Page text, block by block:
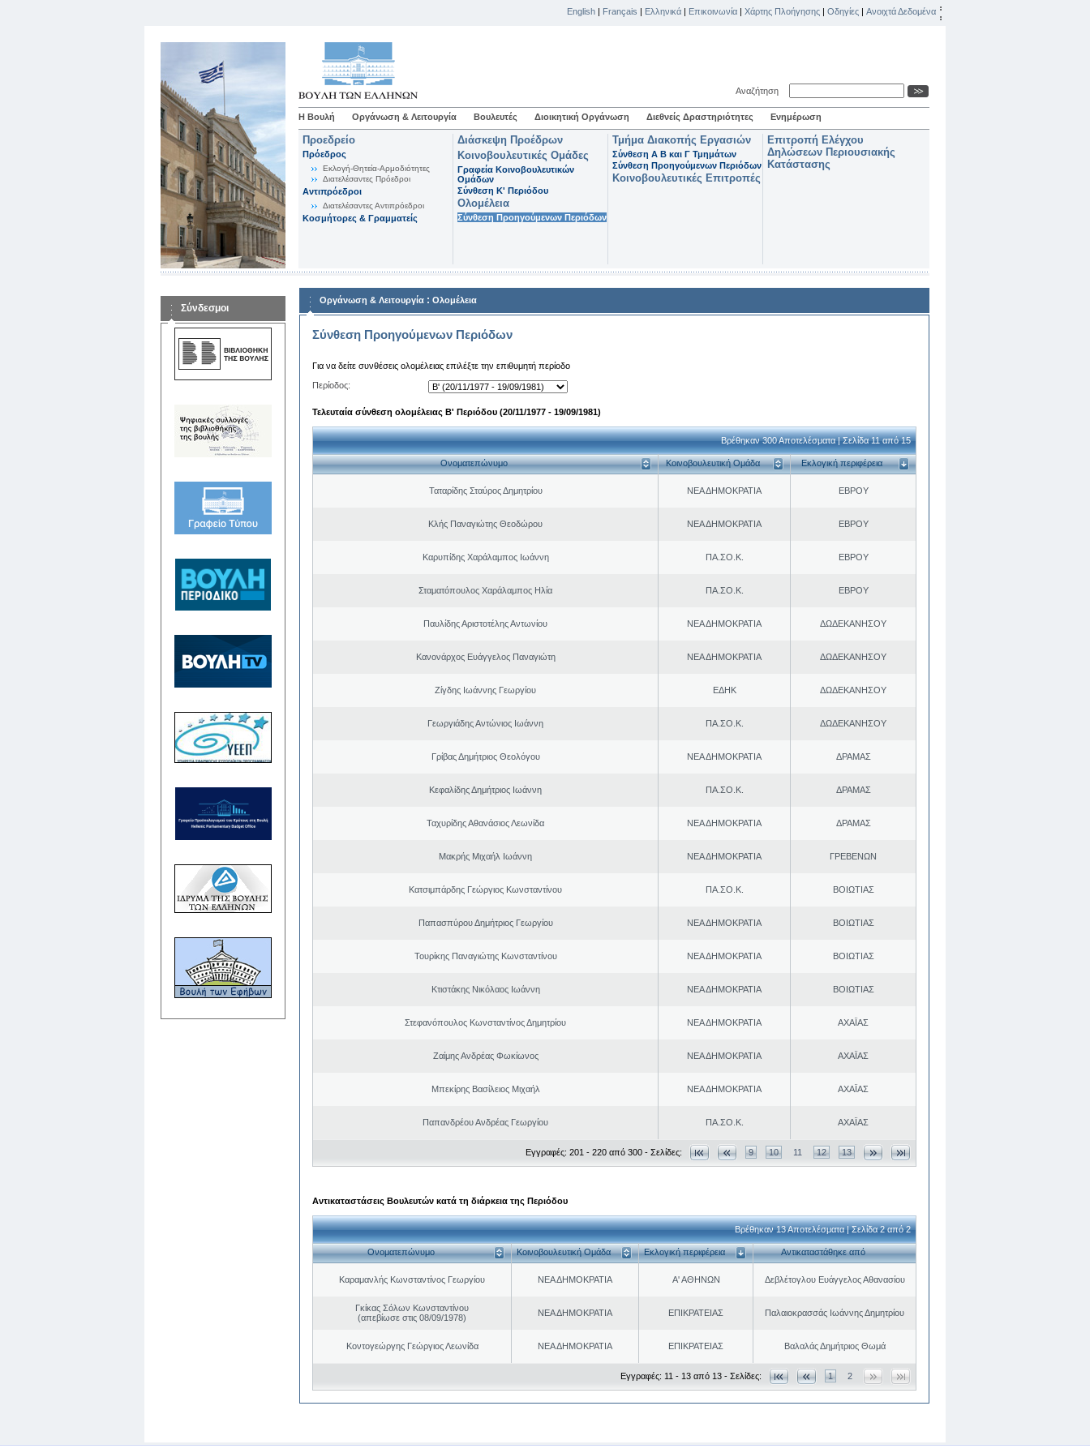
English | Français | Ελληνικά | Επικοινωνία | Χάρτης Πλοήγησης | Οδηγίες | Ανοιχτά Δεδομένα
Αναζήτηση
Η Βουλή Οργάνωση & Λειτουργία Βουλευτές Διοικητική Οργάνωση Διεθνείς Δραστηριότητες Ενημέρωση
Προεδρείο
Πρόεδρος
Εκλογή-Θητεία-Αρμοδιότητες
Διατελέσαντες Πρόεδροι
Αντιπρόεδροι
Διατελέσαντες Αντιπρόεδροι
Κοσμήτορες & Γραμματείς
Διάσκεψη Προέδρων
Κοινοβουλευτικές Ομάδες
Γραφεία Κοινοβουλευτικών
Ομάδων
Σύνθεση K' Περιόδου
Ολομέλεια
Σύνθεση Προηγούμενων Περιόδων
Τμήμα Διακοπής Εργασιών
Σύνθεση Α Β και Γ Τμημάτων
Σύνθεση Προηγούμενων Περιόδων
Κοινοβουλευτικές Επιτροπές
Επιτροπή Ελέγχου
Δηλώσεων Περιουσιακής
Κατάστασης
Σύνδεσμοι
Οργάνωση & Λειτουργία : Ολομέλεια
Σύνθεση Προηγούμενων Περιόδων
Για να δείτε συνθέσεις ολομέλειας επιλέξτε την επιθυμητή περίοδο
Περίοδος:
Τελευταία σύνθεση ολομέλειας Β' Περιόδου (20/11/1977 - 19/09/1981)
Βρέθηκαν 300 Αποτελέσματα | Σελίδα 11 από 15
Ονοματεπώνυμο Κοινοβουλευτική Ομάδα Εκλογική περιφέρεια
Ταταρίδης Σταύρος Δημητρίου ΝΕΑ ΔΗΜΟΚΡΑΤΙΑ ΕΒΡΟΥ
Κλής Παναγιώτης Θεοδώρου ΝΕΑ ΔΗΜΟΚΡΑΤΙΑ ΕΒΡΟΥ
Καρυπίδης Χαράλαμπος Ιωάννη ΠΑ.ΣΟ.Κ. ΕΒΡΟΥ
Σταματόπουλος Χαράλαμπος Ηλία ΠΑ.ΣΟ.Κ. ΕΒΡΟΥ
Παυλίδης Αριστοτέλης Αντωνίου ΝΕΑ ΔΗΜΟΚΡΑΤΙΑ ΔΩΔΕΚΑΝΗΣΟΥ
Κανονάρχος Ευάγγελος Παναγιώτη ΝΕΑ ΔΗΜΟΚΡΑΤΙΑ ΔΩΔΕΚΑΝΗΣΟΥ
Ζίγδης Ιωάννης Γεωργίου ΕΔΗΚ ΔΩΔΕΚΑΝΗΣΟΥ
Γεωργιάδης Αντώνιος Ιωάννη ΠΑ.ΣΟ.Κ. ΔΩΔΕΚΑΝΗΣΟΥ
Γρίβας Δημήτριος Θεολόγου ΝΕΑ ΔΗΜΟΚΡΑΤΙΑ ΔΡΑΜΑΣ
Κεφαλίδης Δημήτριος Ιωάννη ΠΑ.ΣΟ.Κ. ΔΡΑΜΑΣ
Ταχυρίδης Αθανάσιος Λεωνίδα ΝΕΑ ΔΗΜΟΚΡΑΤΙΑ ΔΡΑΜΑΣ
Μακρής Μιχαήλ Ιωάννη ΝΕΑ ΔΗΜΟΚΡΑΤΙΑ ΓΡΕΒΕΝΩΝ
Κατσιμπάρδης Γεώργιος Κωνσταντίνου ΠΑ.ΣΟ.Κ. ΒΟΙΩΤΙΑΣ
Παπασπύρου Δημήτριος Γεωργίου ΝΕΑ ΔΗΜΟΚΡΑΤΙΑ ΒΟΙΩΤΙΑΣ
Τουρίκης Παναγιώτης Κωνσταντίνου ΝΕΑ ΔΗΜΟΚΡΑΤΙΑ ΒΟΙΩΤΙΑΣ
Κτιστάκης Νικόλαος Ιωάννη ΝΕΑ ΔΗΜΟΚΡΑΤΙΑ ΒΟΙΩΤΙΑΣ
Στεφανόπουλος Κωνσταντίνος Δημητρίου ΝΕΑ ΔΗΜΟΚΡΑΤΙΑ ΑΧΑΪΑΣ
Ζαίμης Ανδρέας Φωκίωνος ΝΕΑ ΔΗΜΟΚΡΑΤΙΑ ΑΧΑΪΑΣ
Μπεκίρης Βασίλειος Μιχαήλ ΝΕΑ ΔΗΜΟΚΡΑΤΙΑ ΑΧΑΪΑΣ
Παπανδρέου Ανδρέας Γεωργίου ΠΑ.ΣΟ.Κ. ΑΧΑΪΑΣ
Εγγραφές: 201 - 220 από 300 - Σελίδες: 9 10 11 12 13
Αντικαταστάσεις Βουλευτών κατά τη διάρκεια της Περιόδου
Βρέθηκαν 13 Αποτελέσματα | Σελίδα 2 από 2
Ονοματεπώνυμο Κοινοβουλευτική Ομάδα Εκλογική περιφέρεια Αντικαταστάθηκε από
Καραμανλής Κωνσταντίνος Γεωργίου ΝΕΑ ΔΗΜΟΚΡΑΤΙΑ Α' ΑΘΗΝΩΝ Δεβλέτογλου Ευάγγελος Αθανασίου
Γκίκας Σόλων Κωνσταντίνου
(απεβίωσε στις 08/09/1978)
ΝΕΑ ΔΗΜΟΚΡΑΤΙΑ ΕΠΙΚΡΑΤΕΙΑΣ Παλαιοκρασσάς Ιωάννης Δημητρίου
Κοντογεώργης Γεώργιος Λεωνίδα ΝΕΑ ΔΗΜΟΚΡΑΤΙΑ ΕΠΙΚΡΑΤΕΙΑΣ Βαλαλάς Δημήτριος Θωμά
Εγγραφές: 11 - 13 από 13 - Σελίδες: 1 2